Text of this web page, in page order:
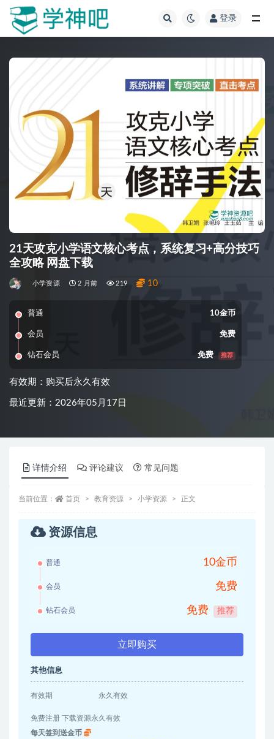
登录
21天攻克小学语文核心考点，系统复习+高分技巧
全攻略 网盘下载
小学资源 2 月前 219 10
普通 10金币
会员 免费
钻石会员 免费 推荐
有效期：购买后永久有效
最近更新：2026年05月17日
详情介绍 评论建议 常见问题
当前位置： 首页 教育资源 小学资源 正文
资源信息
普通 10金币
会员 免费
钻石会员 免费 推荐
立即购买
其他信息
有效期 永久有效
免费注册 下载资源永久有效
每天签到送金币